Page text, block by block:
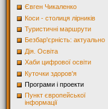
Євген Чикаленко
Коси - столиця лірників
Туристичні маршрути
Безбар'єрність: актуально
Дія. Освіта
Хаби цифрової освіти
Куточки здоров'я
Програми і проекти
Пункт європейської
інформації